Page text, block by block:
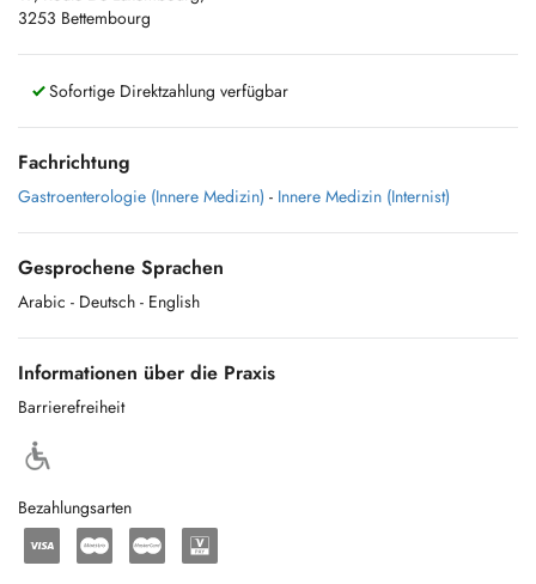
3253 Bettembourg
Sofortige Direktzahlung verfügbar
Fachrichtung
Gastroenterologie (Innere Medizin) - Innere Medizin (Internist)
Gesprochene Sprachen
Arabic - Deutsch - English
Informationen über die Praxis
Barrierefreiheit
Bezahlungsarten